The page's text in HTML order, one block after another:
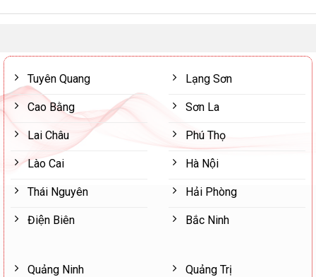
Tuyên Quang
Cao Bằng
Lai Châu
Lào Cai
Thái Nguyên
Điện Biên
Lạng Sơn
Sơn La
Phú Thọ
Hà Nội
Hải Phòng
Bắc Ninh
Quảng Ninh Quảng Trị